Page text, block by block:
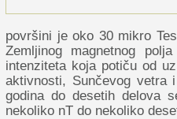
površini je oko 30 mikro
Zemljinog magnetnog
intenziteta koja potiču od
aktivnosti, Sunčevog
godina do desetih delova
nekoliko nT do nekoliko